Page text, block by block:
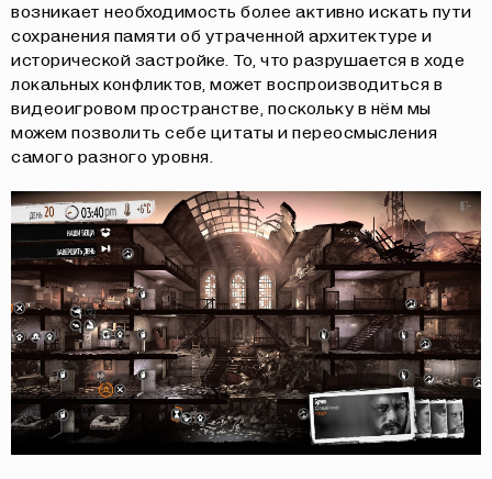
возникает необходимость более активно искать пути
сохранения памяти об утраченной архитектуре и
исторической застройке. То, что разрушается в ходе
локальных конфликтов, может воспроизводиться в
видеоигровом пространстве, поскольку в нём мы
можем позволить себе цитаты и переосмысления
самого разного уровня.